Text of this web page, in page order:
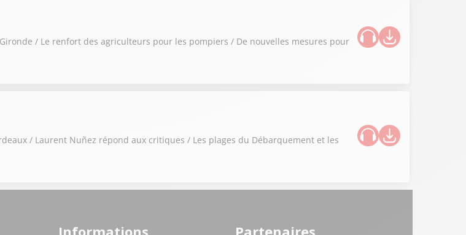
/ Le renfort des agriculteurs pour les pompiers / De nouvelles mesures pour
/ Laurent Nuñez répond aux critiques / Les plages du Débarquement et les
Informations Partenaires